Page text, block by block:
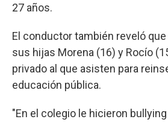
27 años.
El conductor también reveló
sus hijas Morena (16) y Rocío
privado al que asisten para
educación pública.
"En el colegio le hicieron